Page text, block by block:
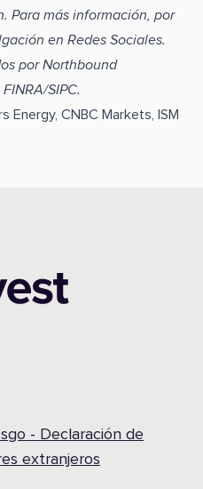
Para más información, por
en Redes Sociales.
por Northbound
SIPC.
Energy, CNBC Markets, ISM
- Declaración de
extranjeros